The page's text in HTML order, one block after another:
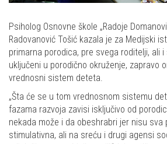
Psiholog Osnovne škole „Radoje
Radovanović Tošić kazala je za Medijski
primarna porodica, pre svega roditelji, ali
uključeni u porodično okruženje, zapravo
vrednosni sistem deteta.
„Šta će se u tom vrednosnom sistemu
fazama razvoja zavisi isključivo od
nekada može i da obeshrabri jer nisu sva
stimulativna, ali na sreću i drugi agensi